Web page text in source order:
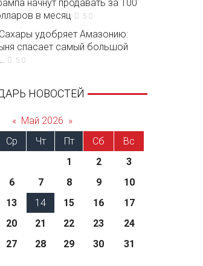
начнут продавать за 100
в месяц
5.0
удобряет Амазонию:
спасает самый большой
5.0
НОВОСТЕЙ
« Май 2026 »
Ср Чт Пт Сб
Вс
1
2
3
6 7 8 9
10
13 14 15 16
17
20 21 22 23
24
27 28 29 30 31